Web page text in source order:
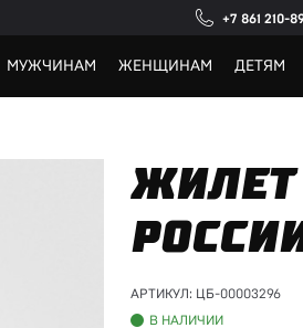
+7 861 210-
МУЖЧИНАМ ЖЕНЩИНАМ ДЕТЯМ
ЖИЛЕТ
АРТИКУЛ: ЦБ-00003296
В НАЛИЧИИ